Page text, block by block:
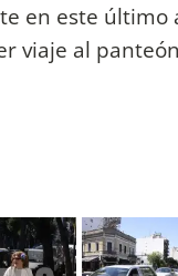
en este último
viaje al